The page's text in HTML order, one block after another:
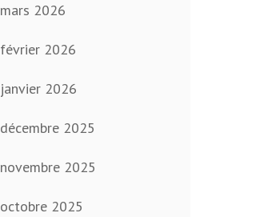
mars 2026
février 2026
janvier 2026
décembre 2025
novembre 2025
octobre 2025